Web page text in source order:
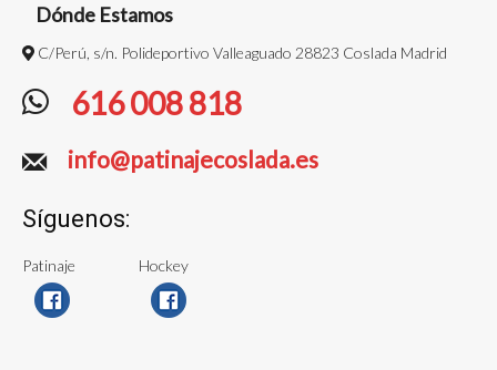
Dónde Estamos
C/Perú, s/n. Polideportivo Valleaguado 28823 Coslada Madrid
616 008 818
info@patinajecoslada.es
Síguenos:
Patinaje Hockey